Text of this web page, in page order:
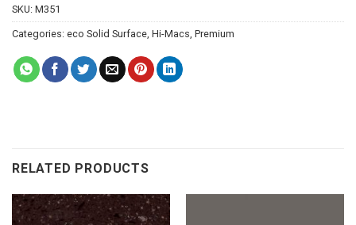
SKU: M351
Categories: eco Solid Surface, Hi-Macs, Premium
RELATED PRODUCTS